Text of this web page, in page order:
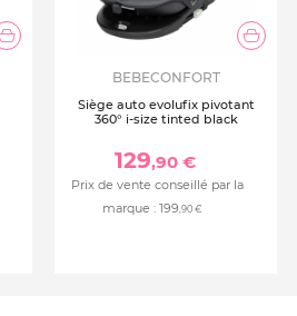
BEBECONFORT
Siège auto evolufix pivotant
360° i-size tinted black
129,90 €
Prix de vente conseillé par la
marque : 199,90 €